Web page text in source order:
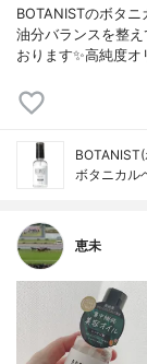
BOTANISTのボタ
油分バランスを整
おります✨高純度
ボタニカル
恵未